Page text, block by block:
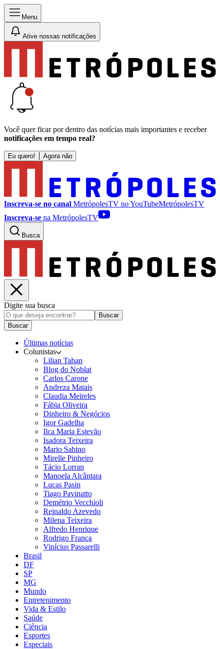
Menu
Ative nossas notificações
Você quer ficar por dentro das notícias mais importantes e receber
notificações em tempo real?
Eu quero! Agora não
Inscreva-se no canal MetrópolesTV noYouTubeMetrópolesTV
Inscreva-se na MetrópolesTV
Busca
Digite sua busca
Buscar
Buscar
Últimas notícias
Colunistas
Lilian Tahan
Blog do Noblat
Carlos Carone
Andreza Matais
Claudia Meireles
Fábia Oliveira
Dinheiro & Negócios
Igor Gadelha
Ilca Maria Estevão
Isadora Teixeira
Mario Sabino
Mirelle Pinheiro
Tácio Lorran
Manoela Alcântara
Lucas Pasin
Tiago Pavinatto
Demétrio Vecchioli
Reinaldo Azevedo
Milena Teixeira
Alfredo Henrique
Rodrigo França
Vinícius Passarelli
Brasil
DF
SP
MG
Mundo
Entretenimento
Vida & Estilo
Saúde
Ciência
Esportes
Especiais